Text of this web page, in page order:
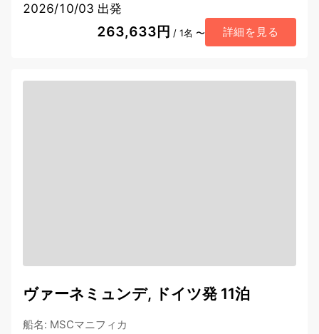
2026/10/03 出発
263,633円 / 1名 〜 詳細を見る
ヴァーネミュンデ, ドイツ発 11泊
船名: MSCマニフィカ